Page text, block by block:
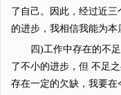
了自己。因此，经过近
的进步，我相信我能为本
四)工作中存在的不足
了不小的进步，但 不足
存在一定的欠缺，我要